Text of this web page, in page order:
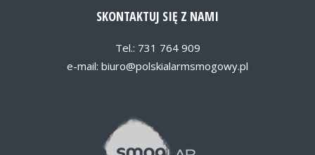
SKONTAKTUJ SIĘ Z NAMI
Tel.: 731 764 909
e-mail: biuro@polskialarmsmogowy.pl